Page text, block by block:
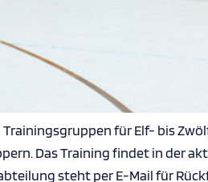
für Elf- bis
Das Training findet in der
steht per E-Mail für